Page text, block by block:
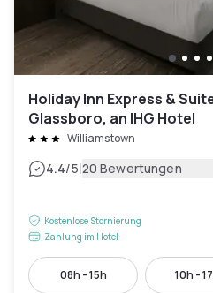
Holiday Inn Express &
Glassboro, an IHG Hotel
Williamstown
4.4/5|20 Bewertungen
Kostenlose Stornierung
Zahlung im Hotel
08h - 15h 10h -